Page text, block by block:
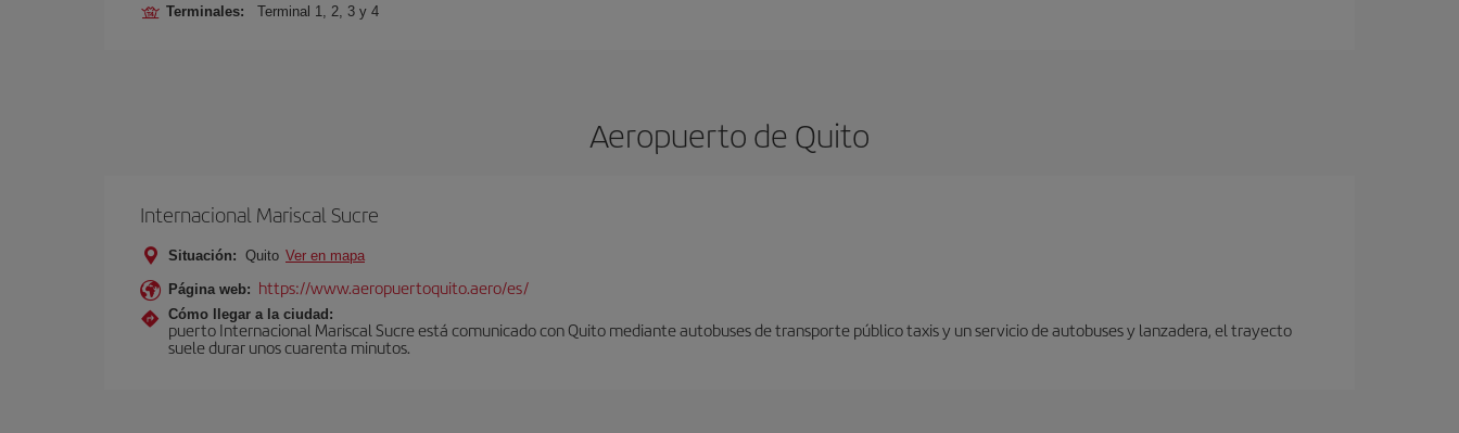
Terminales: Terminal 1, 2, 3 y 4
Aeropuerto de Quito
Internacional Mariscal Sucre
Situación: Quito Ver en mapa
Página web: https://www.aeropuertoquito.aero/es/
Cómo llegar a la ciudad:
puerto Internacional Mariscal Sucre está comunicado con Quito mediante autobuses de transporte público taxis y un servicio de autobuses y lanzadera, el trayecto
suele durar unos cuarenta minutos.